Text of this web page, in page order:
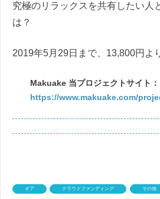
究極のリラックスを共有したい人
は？
2019年5月29日まで、13,800円よ
Makuake 当プロジェクトサイト：
https://www.makuake.com/
ギア クラウドファンディング その他